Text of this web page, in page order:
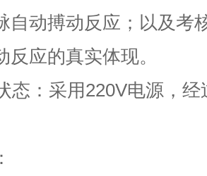
自动搏动反应；以及考
反应的真实体现。
态：采用220V电源，